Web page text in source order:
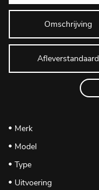
Omschrijving
Afleverstandaard
Merk
Model
Type
Uitvoering